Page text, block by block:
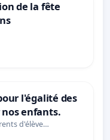
de la fête
l'égalité des
enfants.
d'élève…